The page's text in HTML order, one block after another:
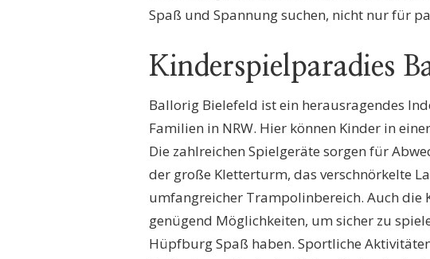
Spaß und Spannung suchen, nicht nur für
Kinderspielparadies
Ballorig Bielefeld ist ein herausragendes
Familien in NRW. Hier können Kinder in
Die zahlreichen Spielgeräte sorgen für
der große Kletterturm, das verschnörkelte
umfangreicher Trampolinbereich. Auch die
genügend Möglichkeiten, um sicher zu
Hüpfburg Spaß haben. Sportliche